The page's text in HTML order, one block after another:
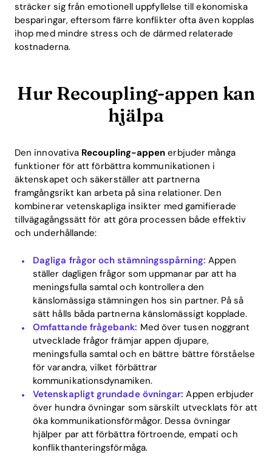
sträcker sig från emotionell uppfyllelse till ekonomiska
besparingar, eftersom färre konflikter ofta även kopplas
ihop med mindre stress och de därmed relaterade
kostnaderna.
Hur Recoupling-appen kan
hjälpa
Den innovativa Recoupling-appen erbjuder många
funktioner för att förbättra kommunikationen i
äktenskapet och säkerställer att partnerna
framgångsrikt kan arbeta på sina relationer. Den
kombinerar vetenskapliga insikter med gamifierade
tillvägagångssätt för att göra processen både effektiv
och underhållande:
Dagliga frågor och stämningsspårning: Appen
ställer dagligen frågor som uppmanar par att ha
meningsfulla samtal och kontrollera den
känslomässiga stämningen hos sin partner. På så
sätt hålls båda partnerna känslomässigt kopplade.
Omfattande frågebank: Med över tusen noggrant
utvecklade frågor främjar appen djupare,
meningsfulla samtal och en bättre bättre förståelse
för varandra, vilket förbättrar
kommunikationsdynamiken.
Vetenskapligt grundade övningar: Appen erbjuder
över hundra övningar som särskilt utvecklats för att
öka kommunikationsförmågor. Dessa övningar
hjälper par att förbättra förtroende, empati och
konflikthanteringsförmåga.